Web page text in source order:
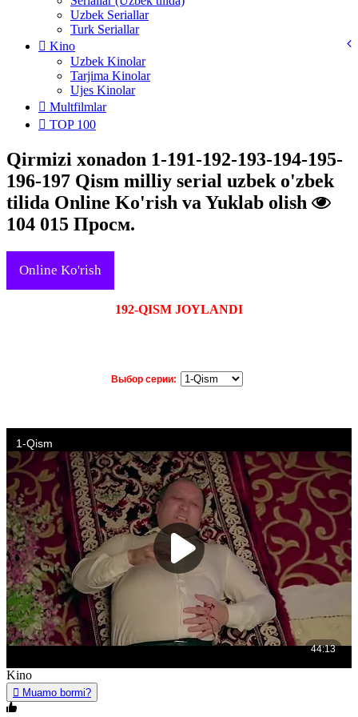
Uzbek Seriallar
Turk Seriallar
Kino
Uzbek Kinolar
Tarjima Kinolar
Ujes Kinolar
Multfilmlar
TOP 100
Qirmizi xonadon 1-191-192-193-194-195-
196-197 Qism milliy serial uzbek o'zbek
tilida Online Ko'rish va Yuklab olish
104 015 Просм.
Online Ko'rish
192-QISM JOYLANDI
Выбор серии:
Kino
Muamo bormi?